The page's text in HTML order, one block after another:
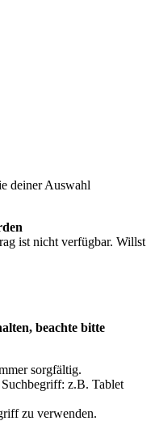
deiner Auswahl
ist nicht verfügbar. Willst
beachte bitte
sorgfältig.
z.B. Tablet
zu verwenden.